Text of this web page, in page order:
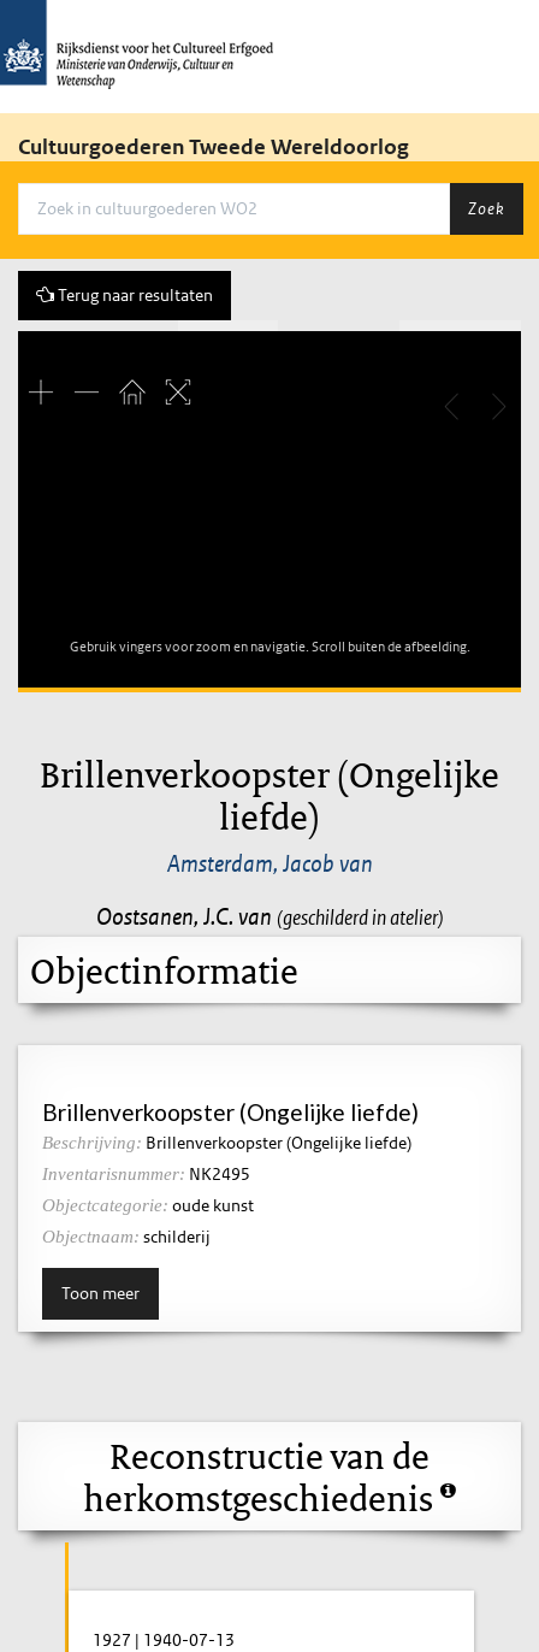
Cultuurgoederen Tweede Wereldoorlog
Zoek
Terug naar resultaten
Gebruik vingers voor zoom en navigatie. Scroll buiten de afbeelding.
Brillenverkoopster (Ongelijke
liefde)
Amsterdam, Jacob van
Oostsanen, J.C. van (geschilderd in atelier)
Objectinformatie
Brillenverkoopster (Ongelijke liefde)
Beschrijving: Brillenverkoopster (Ongelijke liefde)
Inventarisnummer: NK2495
Objectcategorie: oude kunst
Objectnaam: schilderij
Toon meer
Reconstructie van de
herkomstgeschiedenis
1927 | 1940-07-13